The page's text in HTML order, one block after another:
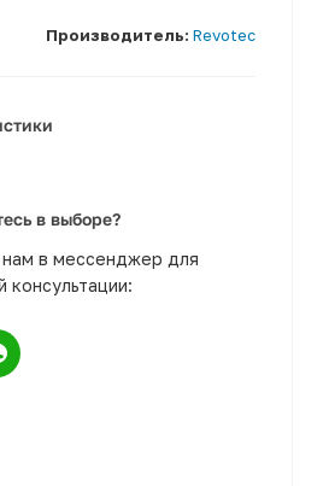
Производитель: Revotec
в выборе?
в мессенджер для
консультации: